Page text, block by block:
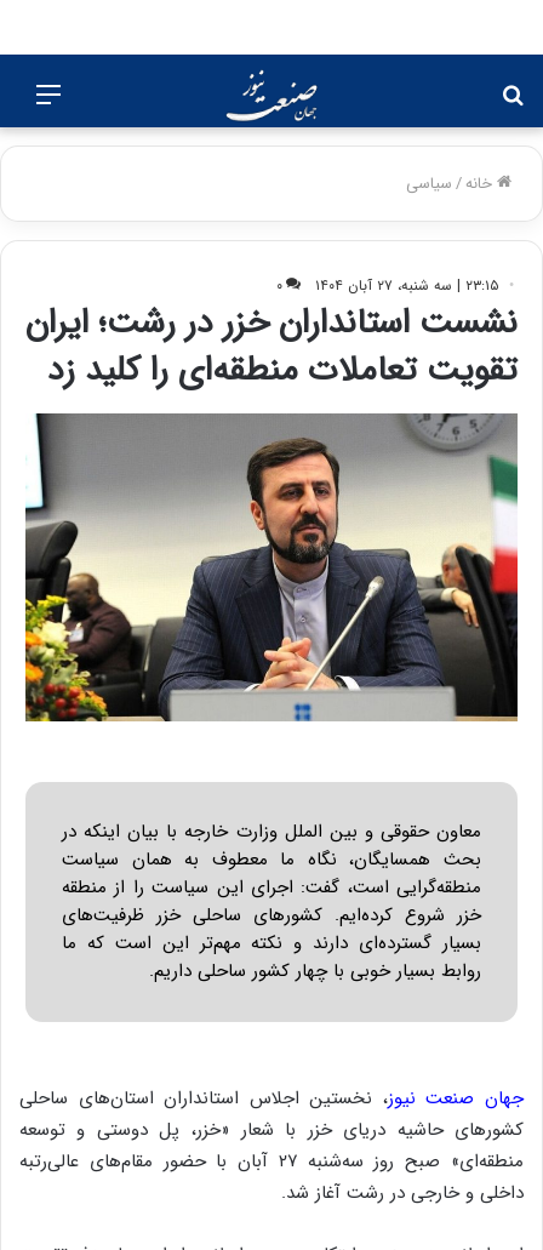
برای
خانه/سیاسی
۲۳:۱۵ | سه شنبه، ۲۷ آبان ۱۴۰۴ ۰
نشست استانداران خزر در رشت؛ ایران
تقویت تعاملات منطقه‌ای را کلید زد
معاون حقوقی و بین الملل وزارت خارجه با بیان اینکه در
بحث همسایگان، نگاه ما معطوف به همان سیاست
منطقه‌گرایی است، گفت: اجرای این سیاست را از منطقه
خزر شروع کرده‌ایم. کشورهای ساحلی خزر ظرفیت‌های
بسیار گسترده‌ای دارند و نکته مهم‌تر این است که ما
روابط بسیار خوبی با چهار کشور ساحلی داریم.
جهان صنعت نیوز، نخستین اجلاس استانداران استان‌های ساحلی
کشورهای حاشیه دریای خزر با شعار «خزر، پل دوستی و توسعه
منطقه‌ای» صبح روز سه‌شنبه ۲۷ آبان با حضور مقام‌های عالی‌رتبه
داخلی و خارجی در رشت آغاز شد.